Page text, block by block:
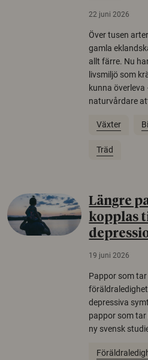
22 juni 2026
Över tusen
gamla
allt färre. Nu
livsmiljö som
kunna
naturvårdare
Växter
Träd
Längre
kopplas
19 juni 2026
Pappor som
depressiva
pappor som tar
ny svensk